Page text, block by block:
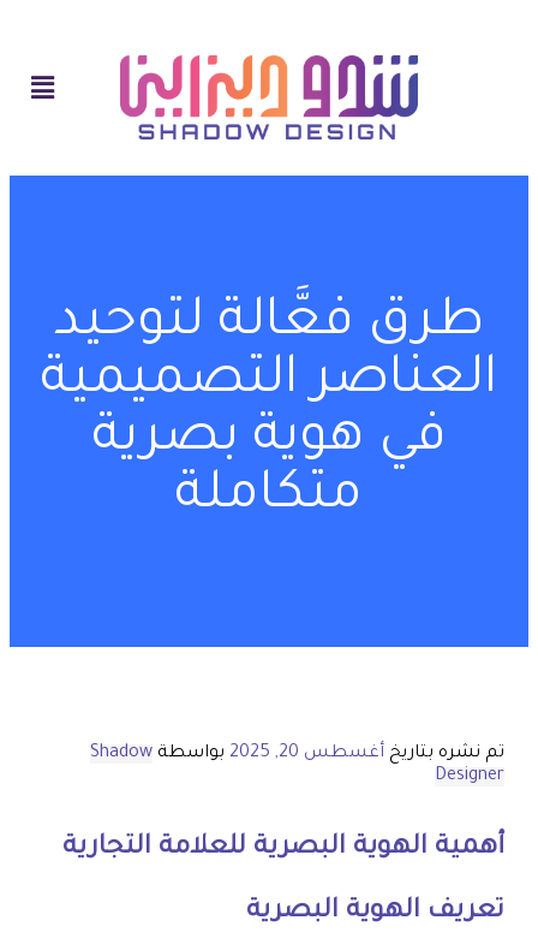
طرق فعَّالة لتوحيد
العناصر التصميمية
في هوية بصرية
متكاملة
تم نشره بتاريخ أغسطس 20, 2025 بواسطة Shadow
Designer
أهمية الهوية البصرية للعلامة التجارية
تعريف الهوية البصرية